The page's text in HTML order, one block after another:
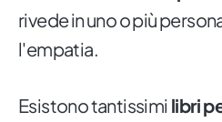
rivede in uno o più
l'empatia.
Esistono tantissimi libri